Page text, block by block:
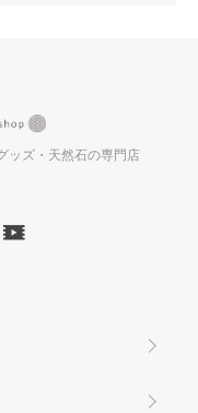
ッズ・天然石の専門店